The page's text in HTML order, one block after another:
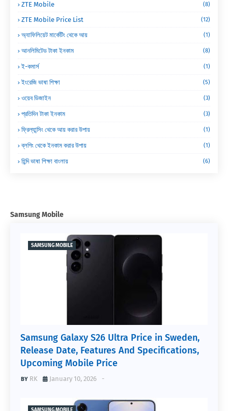
ZTE Mobile (8)
ZTE Mobile Price List (12)
অ্যাফিলিয়েট মার্কেটিং থেকে আয় (1)
আনলিমিটেড টাকা ইনকাম (8)
ই-কমার্স (1)
ইংরেজি ভাষা শিক্ষা (5)
ওয়েব ডিজাইন (3)
প্রতিদিন টাকা ইনকাম (3)
ফ্রিল্যান্সিং থেকে আয় করার উপায় (1)
ব্লগিং থেকে ইনকাম করার উপায় (1)
হিন্দি ভাষা শিক্ষা বাংলায় (6)
Samsung Mobile
SAMSUNG MOBILE
Samsung Galaxy S26 Ultra Price in Sweden,
Release Date, Features And Specifications,
Upcoming Mobile Price
RK -
January 10, 2026